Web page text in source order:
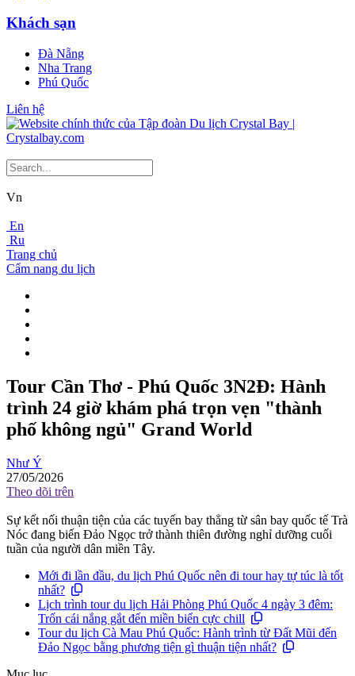
Khách sạn
Đà Nẵng
Nha Trang
Phú Quốc
Liên hệ
Vn
En
Ru
Trang chủ
Cẩm nang du lịch
Tour Cần Thơ - Phú Quốc 3N2Đ: Hành
trình 24 giờ khám phá trọn vẹn "thành
phố không ngủ" Grand World
Như Ý
27/05/2026
Theo dõi trên
Sự kết nối thuận tiện của các tuyến bay thẳng từ sân bay quốc tế Trà
Nóc đang biến Đảo Ngọc trở thành thiên đường nghỉ dưỡng cuối
tuần của người dân miền Tây.
Mới đi lần đầu, du lịch Phú Quốc nên đi tour hay tự túc là tốt
nhất?
Lịch trình tour du lịch Hải Phòng Phú Quốc 4 ngày 3 đêm:
Trốn cái nắng gắt đến miền biển cực chill
Tour du lịch Cà Mau Phú Quốc: Hành trình từ Đất Mũi đến
Đảo Ngọc bằng phương tiện gì thuận tiện nhất?